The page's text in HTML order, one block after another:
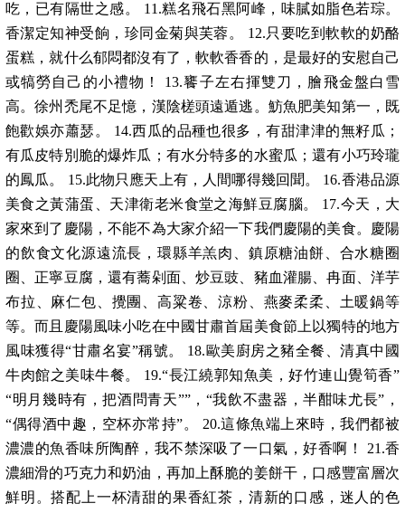
吃，已有隔世之感。 11.糕名飛石黑阿峰，味膩如脂色若琮。
香潔定知神受餉，珍同金菊與芙蓉。 12.只要吃到軟軟的奶酪
蛋糕，就什么郁悶都沒有了，軟軟香香的，是最好的安慰自己
或犒勞自己的小禮物！ 13.饔子左右揮雙刀，膾飛金盤白雪
高。徐州禿尾不足憶，漢陰槎頭遠遁逃。魴魚肥美知第一，既
飽歡娛亦蕭瑟。 14.西瓜的品種也很多，有甜津津的無籽瓜；
有瓜皮特別脆的爆炸瓜；有水分特多的水蜜瓜；還有小巧玲瓏
的鳳瓜。 15.此物只應天上有，人間哪得幾回聞。 16.香港品源
美食之黃蒲蛋、天津衛老米食堂之海鮮豆腐腦。 17.今天，大
家來到了慶陽，不能不為大家介紹一下我們慶陽的美食。慶陽
的飲食文化源遠流長，環縣羊羔肉、鎮原糖油餅、合水糖圈
圈、正寧豆腐，還有蕎剁面、炒豆豉、豬血灌腸、冉面、洋芋
布拉、麻仁包、攪團、高粱卷、涼粉、燕麥柔柔、土暖鍋等
等。而且慶陽風味小吃在中國甘肅首屆美食節上以獨特的地方
風味獲得“甘肅名宴”稱號。 18.歐美廚房之豬全餐、清真中國
牛肉館之美味牛餐。 19.“長江繞郭知魚美，好竹連山覺筍香”
“明月幾時有，把酒問青天””，“我飲不盡器，半酣味尤長”，
“偶得酒中趣，空杯亦常持”。 20.這條魚端上來時，我們都被
濃濃的魚香味所陶醉，我不禁深吸了一口氣，好香啊！ 21.香
濃細滑的巧克力和奶油，再加上酥脆的姜餅干，口感豐富層次
鮮明。搭配上一杯清甜的果香紅茶，清新的口感，迷人的色